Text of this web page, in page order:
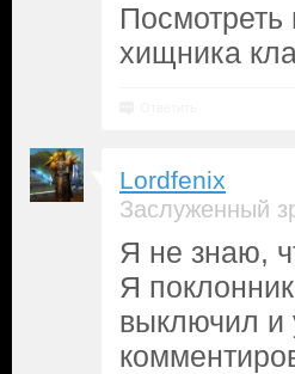
Посмотреть
хищника
Lordfenix
Заслуженный
Я не знаю,
Я
выключил и